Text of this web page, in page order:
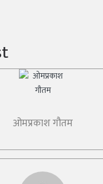
ओमप्रकाश गौतम